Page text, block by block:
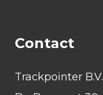
Contact
Trackpointer B.V.